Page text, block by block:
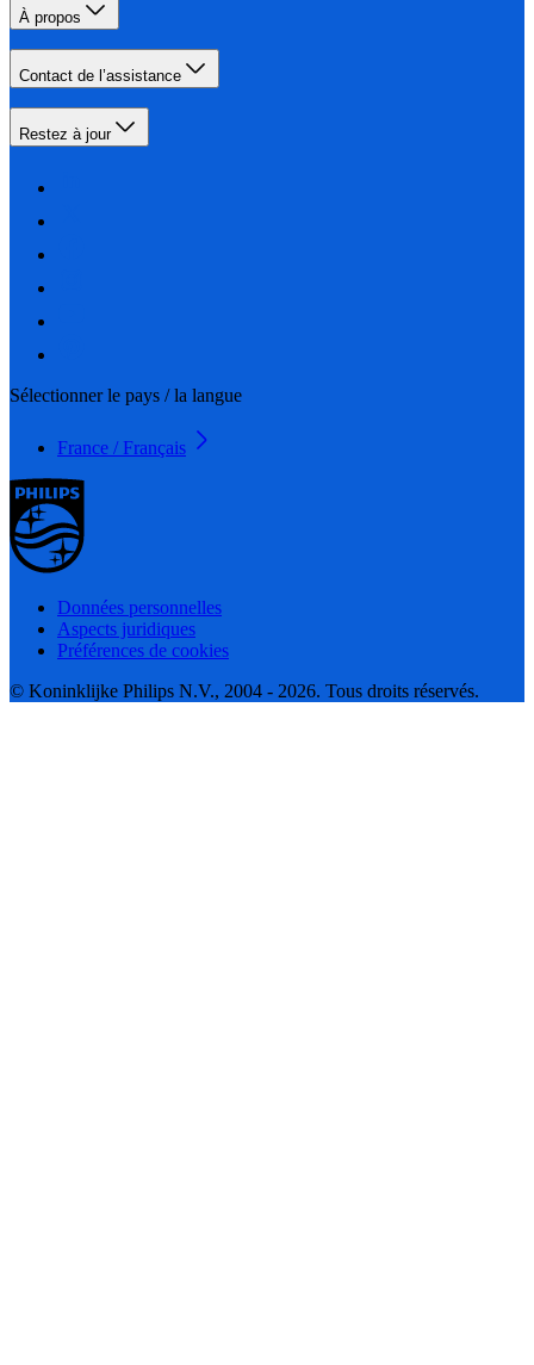
À propos
Contact de l’assistance
Restez à jour
Sélectionner le pays / la langue
France / Français
Données personnelles
Aspects juridiques
Préférences de cookies
© Koninklijke Philips N.V., 2004 - 2026. Tous droits réservés.